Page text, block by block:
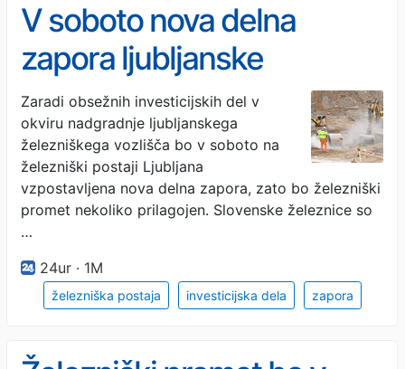
V soboto nova delna
zapora ljubljanske
železniške postaje. Kaj bo
drugače?
Zaradi obsežnih investicijskih del v
okviru nadgradnje ljubljanskega
železniškega vozlišča bo v soboto na
železniški postaji Ljubljana
vzpostavljena nova delna zapora, zato bo železniški
promet nekoliko prilagojen. Slovenske železnice so
…
24ur · 1M
železniška postaja investicijska dela zapora